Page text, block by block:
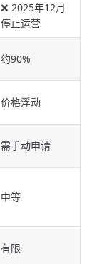
❌ 2025年12月
停止运营
约90%
价格浮动
需手动申请
中等
有限